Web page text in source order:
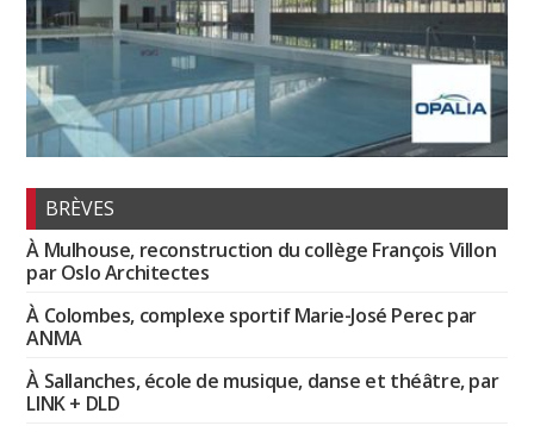
BRÈVES
À Mulhouse, reconstruction du collège François Villon
par Oslo Architectes
À Colombes, complexe sportif Marie-José Perec par
ANMA
À Sallanches, école de musique, danse et théâtre, par
LINK + DLD